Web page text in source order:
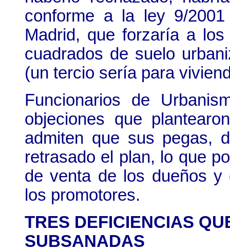
conforme a la ley 9/
Madrid, que forzaría a
cuadrados de suelo
(un tercio sería para
Funcionarios de
objeciones que
admiten que sus pegas,
retrasado el plan, lo que
de venta de los dueños y
los promotores.
TRES DEFICIENCIAS
SUBSANADAS